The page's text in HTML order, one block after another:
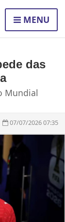
MENU
das
Mundial
07/07/2026 07:35